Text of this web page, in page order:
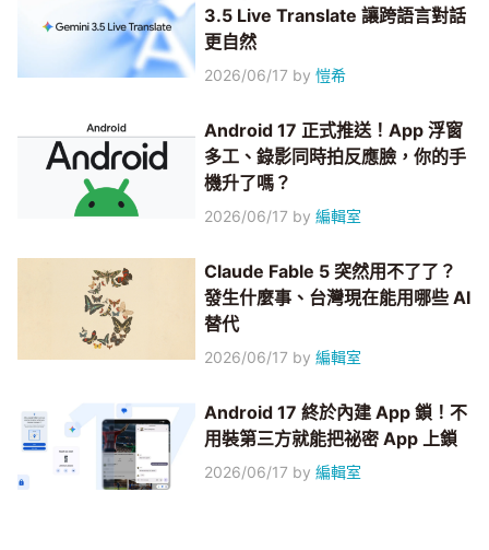
3.5 Live Translate 讓跨語言對話
更自然
2026/06/17 by愷希
Android 17 正式推送！App 浮窗
多工、錄影同時拍反應臉，你的手
機升了嗎？
2026/06/17 by編輯室
Claude Fable 5 突然用不了了？
發生什麼事、台灣現在能用哪些 AI
替代
2026/06/17 by編輯室
Android 17 終於內建 App 鎖！不
用裝第三方就能把祕密 App 上鎖
2026/06/17 by編輯室